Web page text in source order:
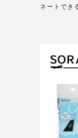
ネートでき